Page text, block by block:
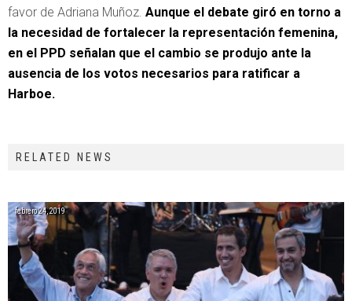
favor de Adriana Muñoz. Aunque el debate giró en torno a
la necesidad de fortalecer la representación femenina,
en el PPD señalan que el cambio se produjo ante la
ausencia de los votos necesarios para ratificar a
Harboe.
RELATED NEWS
febrero 24, 2019